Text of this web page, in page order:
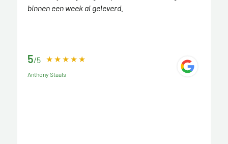
binnen een week al geleverd.
5/5
Anthony Staals